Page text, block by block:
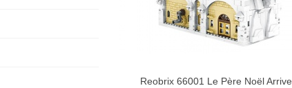
Ajouter Au Panier
Reobrix 66001 Le Père Noël Arrive